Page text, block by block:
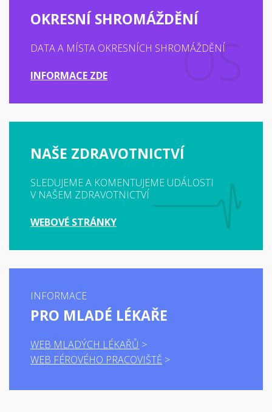
OKRESNÍ SHROMÁŽDĚNÍ
DATA A MÍSTA OKRESNÍCH SHROMÁŽDĚNÍ
INFORMACE ZDE
NAŠE ZDRAVOTNICTVÍ
SLEDUJEME A KOMENTUJEME UDÁLOSTI
V NAŠEM ZDRAVOTNICTVÍ
WEBOVÉ STRÁNKY
INFORMACE
PRO MLADÉ LÉKAŘE
WEB MLADÝCH LÉKAŘŮ
WEB FÉROVÉHO PRACOVIŠTĚ